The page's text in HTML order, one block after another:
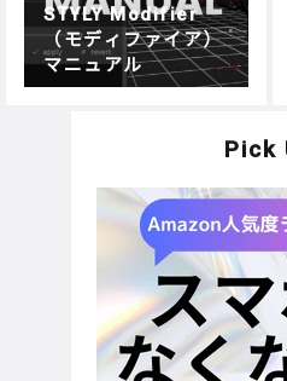
STYLY Modifier
（モディファイア）
マニュアル
Pick